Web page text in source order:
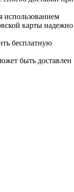
использованием
карты надежно
бесплатную
быть доставлен